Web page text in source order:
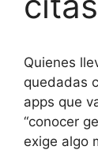
Quienes
quedadas
apps que
“conocer
exige algo